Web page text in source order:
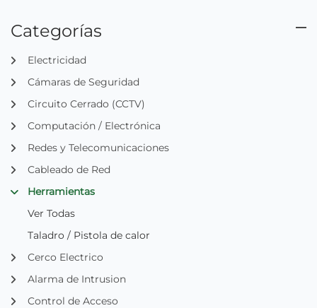
Categorías
Electricidad
Cámaras de Seguridad
Circuito Cerrado (CCTV)
Computación / Electrónica
Redes y Telecomunicaciones
Cableado de Red
Herramientas
Ver Todas
Taladro / Pistola de calor
Cerco Electrico
Alarma de Intrusion
Control de Acceso